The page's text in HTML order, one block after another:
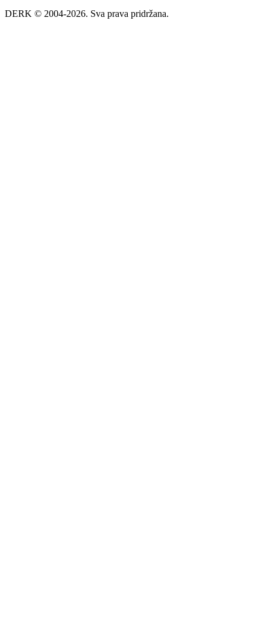
DERK © 2004-2026. Sva prava pridržana.